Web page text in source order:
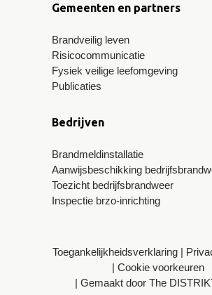
Gemeenten en partners
Brandveilig leven
Risicocommunicatie
Fysiek veilige leefomgeving
Publicaties
Bedrijven
Brandmeldinstallatie
Aanwijsbeschikking
Toezicht bedrijfsbrandweer
Inspectie brzo-inrichting
Toegankelijkheidsverklaring
Cookie voorkeuren
Gemaakt door The